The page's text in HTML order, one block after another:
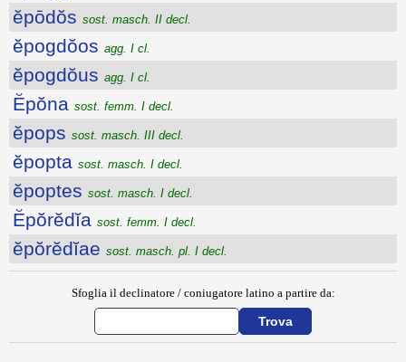
ĕpōdŏs sost. masch. II decl.
ĕpogdŏos agg. I cl.
ĕpogdŏus agg. I cl.
Ĕpŏna sost. femm. I decl.
ĕpops sost. masch. III decl.
ĕpopta sost. masch. I decl.
ĕpoptes sost. masch. I decl.
Ĕpŏrĕdĭa sost. femm. I decl.
ĕpŏrĕdĭae sost. masch. pl. I decl.
Sfoglia il declinatore / coniugatore latino a partire da: